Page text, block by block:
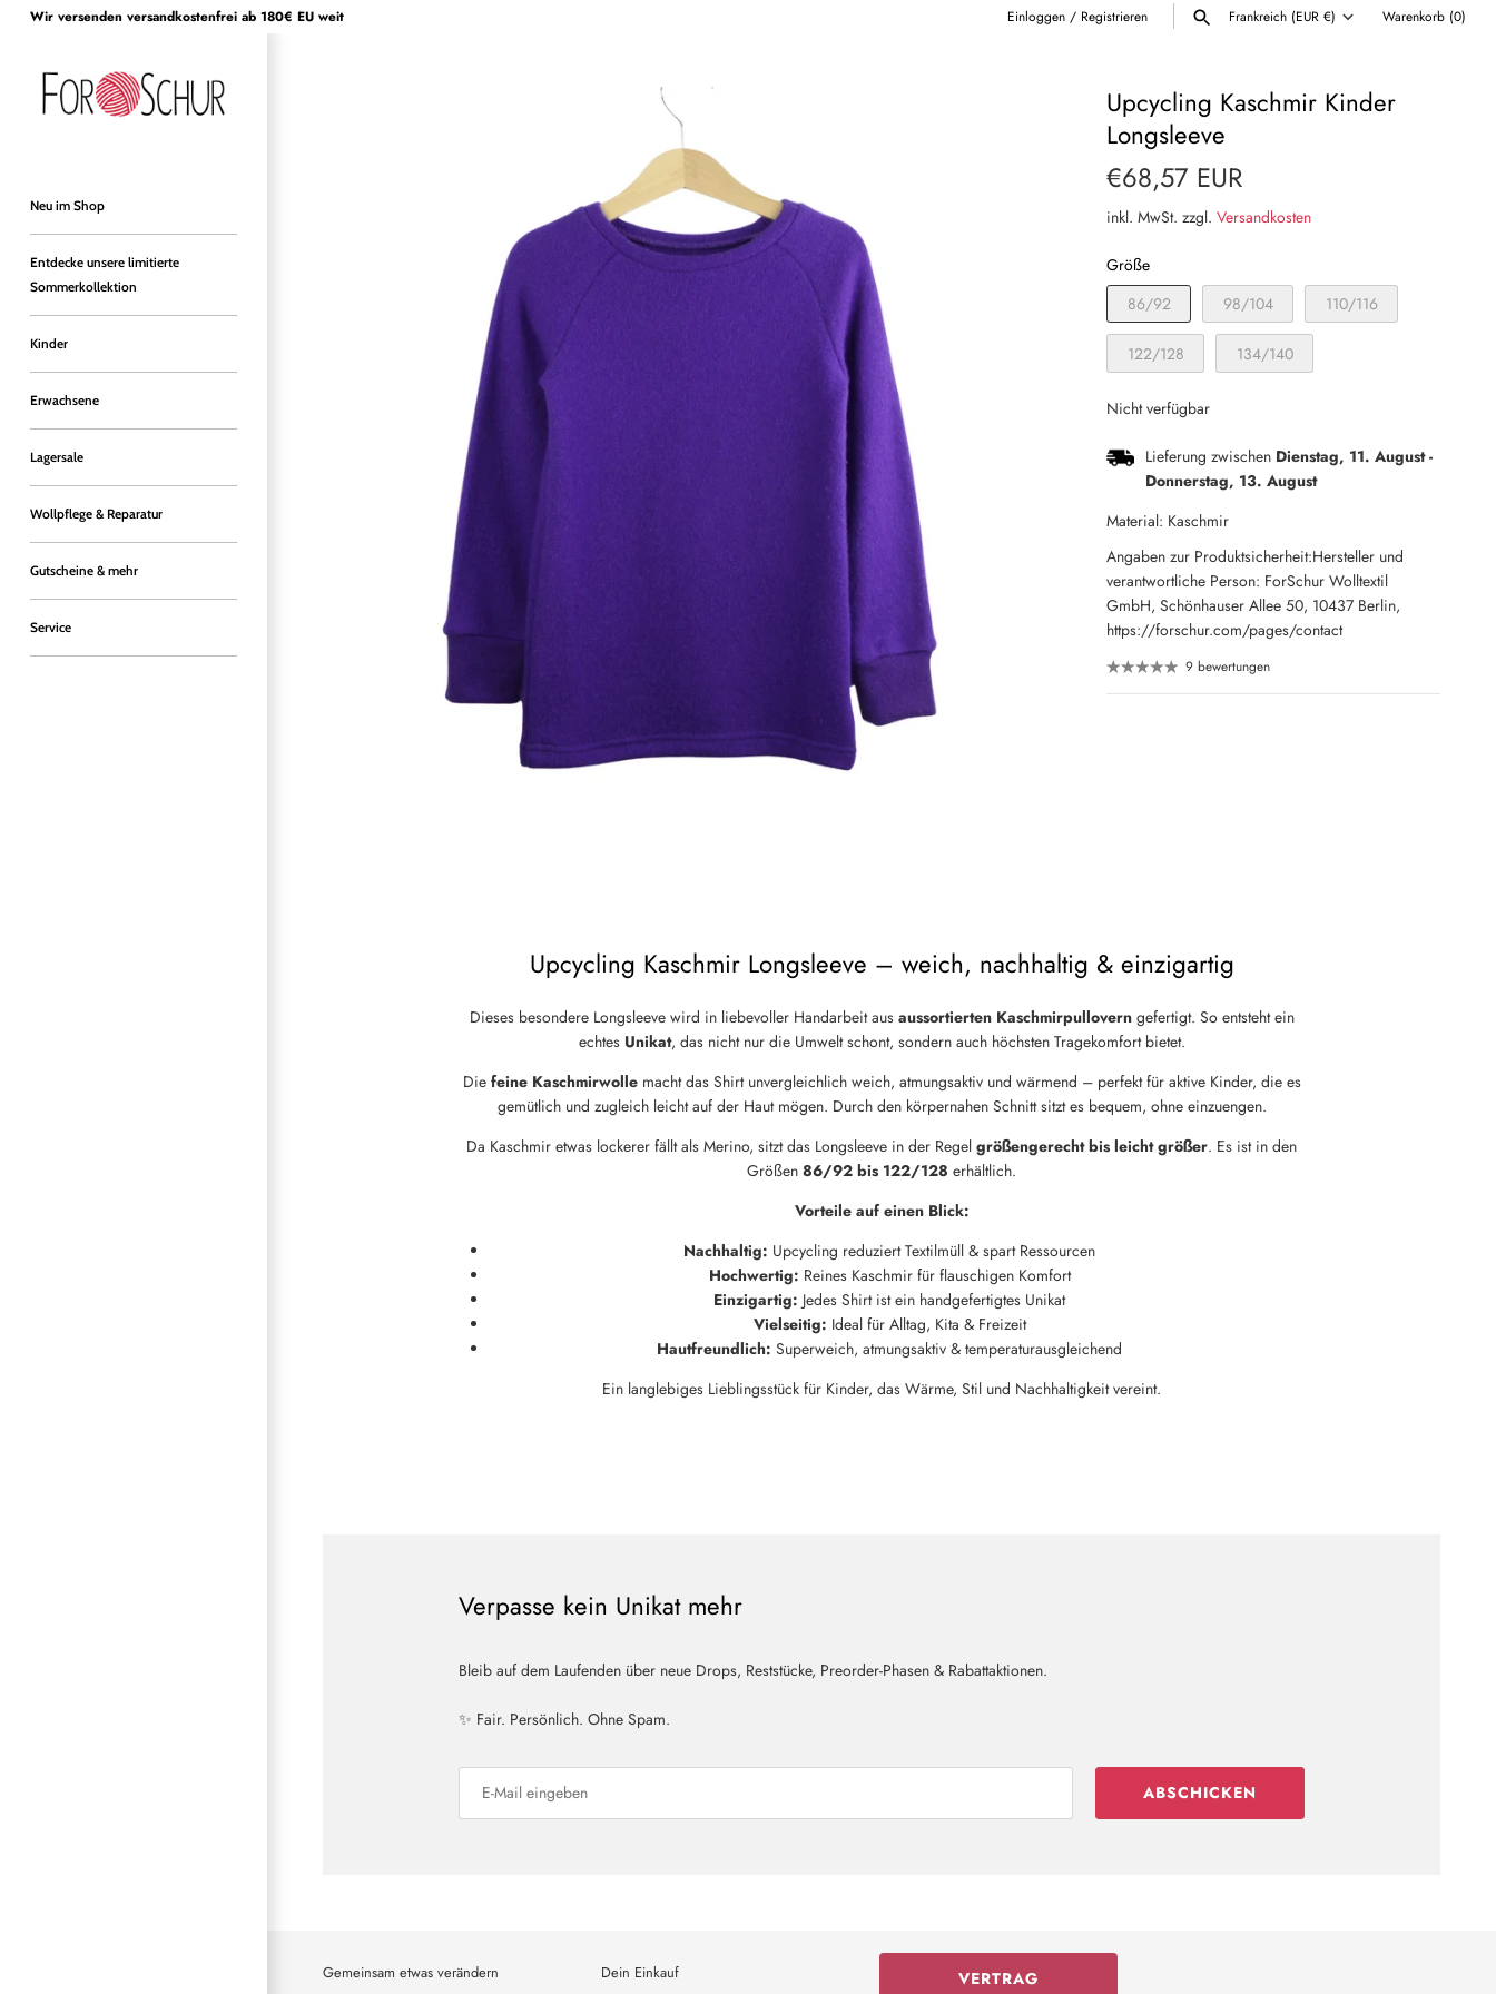
DirektWir versenden versandkostenfrei ab 180€ EU weit Einloggen / Registrieren Währung
Frankreich (EUR €) Warenkorb (0)
Neu im Shop
Entdecke unsere limitierte
Sommerkollektion
Kinder
Erwachsene
Lagersale
Wollpflege & Reparatur
Gutscheine & mehr
Service
Upcycling Kaschmir Kinder
Longsleeve
€68,57 EUR
inkl. MwSt. zzgl. Versandkosten
Größe
86/92
98/104 110/116
122/128 134/140
Nicht verfügbar
Lieferung zwischen Dienstag, 11. August-
Donnerstag, 13. August
Material: Kaschmir
Angaben zur Produktsicherheit:Hersteller und
verantwortliche Person: ForSchur Wolltextil
GmbH, Schönhauser Allee 50, 10437 Berlin,
https://forschur.com/pages/contact
9 bewertungen
Upcycling Kaschmir Longsleeve – weich, nachhaltig & einzigartig
Dieses besondere Longsleeve wird in liebevoller Handarbeit aus aussortierten Kaschmirpulloverngefertigt. So entsteht ein
echtes Unikat, das nicht nur die Umwelt schont, sondern auch höchsten Tragekomfort bietet.
Die feine Kaschmirwollemacht das Shirt unvergleichlich weich, atmungsaktiv und wärmend – perfekt für aktive Kinder, die es
gemütlich und zugleich leicht auf der Haut mögen. Durch den körpernahen Schnitt sitzt es bequem, ohne einzuengen.
Da Kaschmir etwas lockerer fällt als Merino, sitzt das Longsleeve in der Regel größengerecht bis leicht größer. Es ist in den
Größen 86/92 bis 122/128 erhältlich.
Vorteile auf einen Blick:
Nachhaltig: Upcycling reduziert Textilmüll & spart Ressourcen
Hochwertig: Reines Kaschmir für flauschigen Komfort
Einzigartig: Jedes Shirt ist ein handgefertigtes Unikat
Vielseitig: Ideal für Alltag, Kita & Freizeit
Hautfreundlich: Superweich, atmungsaktiv & temperaturausgleichend
Ein langlebiges Lieblingsstück für Kinder, das Wärme, Stil und Nachhaltigkeit vereint.
Verpasse kein Unikat mehr
Bleib auf dem Laufenden über neue Drops, Reststücke, Preorder-Phasen & Rabattaktionen.
✨ Fair. Persönlich. Ohne Spam.
ABSCHICKEN
Gemeinsam etwas verändern Dein Einkauf
VERTRAG
Melde dich jetzt für unseren Newsletter an und erhalte einen 10%
ABSCHICKEN